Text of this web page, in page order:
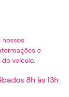
nossos
e
veículo.
8h às 13h